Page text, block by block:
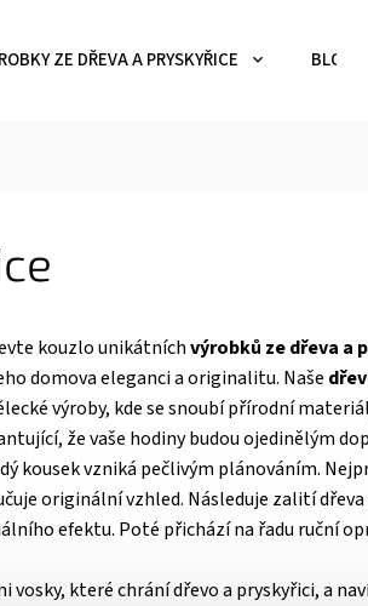
ZE DŘEVA A PRYSKYŘICE BLOG
kouzlo unikátníchvýrobků ze dřeva a
domova eleganci a originalitu. Naše
výroby, kde se snoubí přírodní
že vaše hodiny budou ojedinělým
kousek vzniká pečlivým plánováním.
originální vzhled. Následuje zalití dřeva
efektu. Poté přichází na řadu ruční
vosky, které chrání dřevo a pryskyřici, a